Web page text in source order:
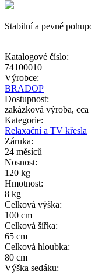
Stabilní a pevné
Katalogové číslo:
74100010
Výrobce:
BRADOP
Dostupnost:
zakázková výroba,
Kategorie:
Relaxační a TV křesla
Záruka:
24 měsíců
Nosnost:
120 kg
Hmotnost:
8 kg
Celková výška:
100 cm
Celková šířka:
65 cm
Celková hloubka:
80 cm
Výška sedáku: